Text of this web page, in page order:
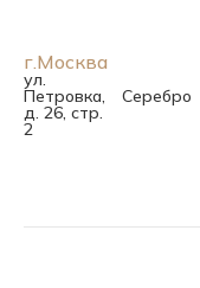
г.Москва
ул.
Петровка,
д. 26, стр.
2
Серебро